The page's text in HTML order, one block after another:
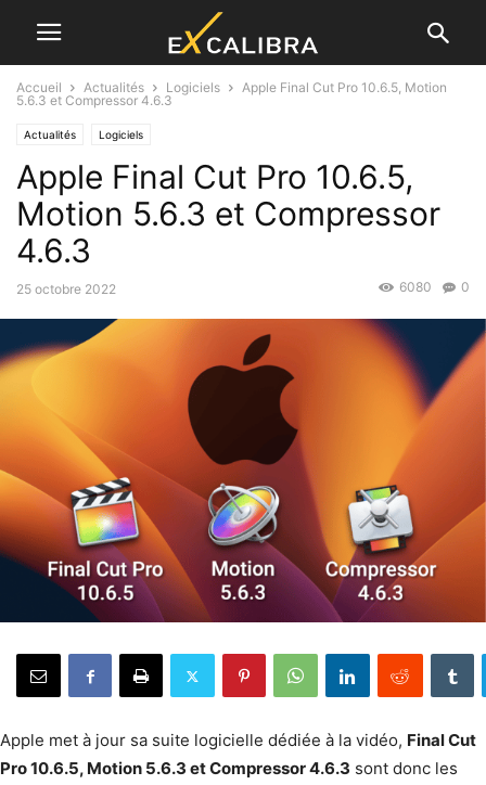
Accueil Actualités Logiciels
Apple Final Cut Pro 10.6.5, Motion
5.6.3 et Compressor 4.6.3
Actualités Logiciels
Apple Final Cut Pro 10.6.5,
Motion 5.6.3 et Compressor
4.6.3
25 octobre 2022 0
6080
Apple met à jour sa suite logi­cielle dédiée à la vidéo, Final Cut
Pro 10.6.5, Motion 5.6.3 et Com­pres­sor 4.6.3 sont donc les